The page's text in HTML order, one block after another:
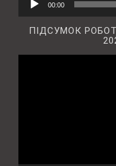
00:00
ПІДСУМОК